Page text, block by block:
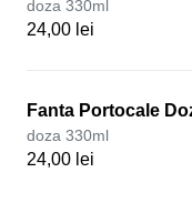
doza 330ml
24,00 lei
Fanta Portocale
doza 330ml
24,00 lei